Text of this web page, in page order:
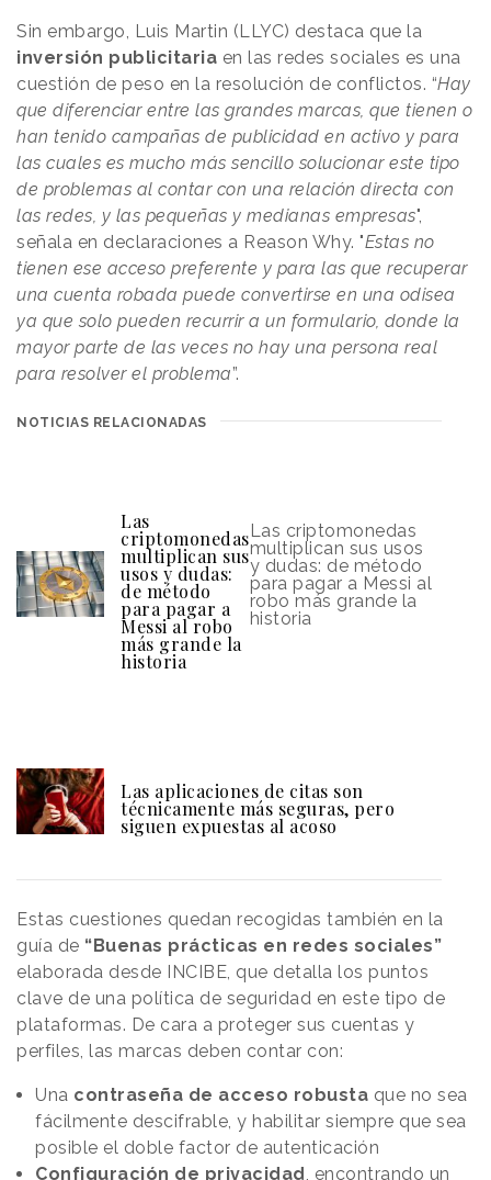
Sin embargo, Luis Martin (LLYC) destaca que la
inversión publicitaria en las redes sociales es una
cuestión de peso en la resolución de conflictos. “Hay
que diferenciar entre las grandes marcas, que tienen o
han tenido campañas de publicidad en activo y para
las cuales es mucho más sencillo solucionar este tipo
de problemas al contar con una relación directa con
las redes, y las pequeñas y medianas empresas",
señala en declaraciones a Reason Why. "Estas no
tienen ese acceso preferente y para las que recuperar
una cuenta robada puede convertirse en una odisea
ya que solo pueden recurrir a un formulario, donde la
mayor parte de las veces no hay una persona real
para resolver el problema”.
NOTICIAS RELACIONADAS
Las
criptomonedas
multiplican sus
usos y dudas:
de método
para pagar a
Messi al robo
más grande la
historia
Las criptomonedas
multiplican sus usos
y dudas: de método
para pagar a Messi al
robo más grande la
historia
Las aplicaciones de citas son
técnicamente más seguras, pero
siguen expuestas al acoso
Estas cuestiones quedan recogidas también en la
guía de “Buenas prácticas en redes sociales”
elaborada desde INCIBE, que detalla los puntos
clave de una política de seguridad en este tipo de
plataformas. De cara a proteger sus cuentas y
perfiles, las marcas deben contar con:
Una contraseña de acceso robusta que no sea
fácilmente descifrable, y habilitar siempre que sea
posible el doble factor de autenticación
Configuración de privacidad, encontrando un